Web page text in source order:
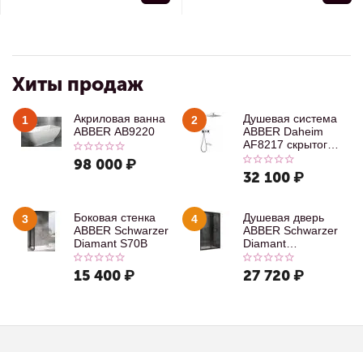
Хиты продаж
1
Акриловая ванна
ABBER AB9220
98 000 ₽
2
Душевая система
ABBER Daheim
AF8217 скрытого
монтажа с
изливом, хром
32 100 ₽
3
Боковая стенка
ABBER Schwarzer
Diamant S70B
15 400 ₽
4
Душевая дверь
ABBER Schwarzer
Diamant
AG30100B
27 720 ₽